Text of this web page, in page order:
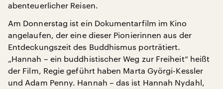
abenteuerlicher Reisen.
Am Donnerstag ist ein Dokumentarfilm im Kino
angelaufen, der eine dieser Pionierinnen aus der
Entdeckungszeit des Buddhismus porträtiert.
„Hannah – ein buddhistischer Weg zur Freiheit“ heißt
der Film, Regie geführt haben Marta Györgi-Kessler
und Adam Penny. Hannah – das ist Hannah Nydahl,